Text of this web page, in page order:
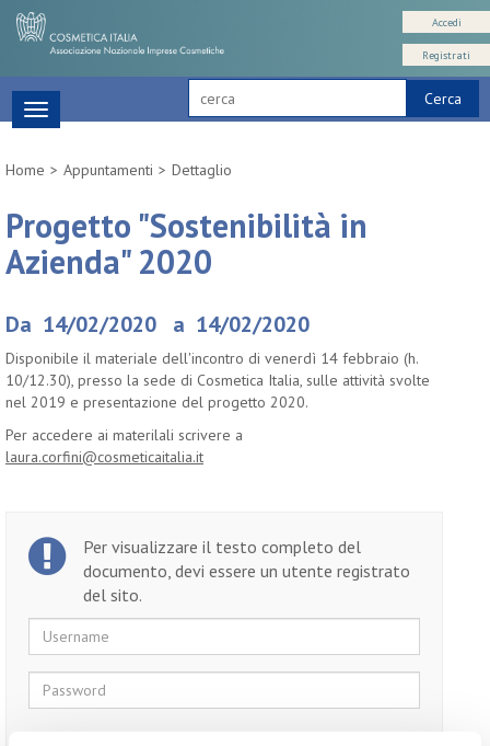
Cerca
Accedi
Registrati
Toggle
navigation
Home
Appuntamenti Dettaglio
Progetto "Sostenibilità in
Azienda" 2020
Da 14/02/2020 a 14/02/2020
Disponibile il materiale dell'incontro di venerdì 14 febbraio (h.
10/12.30), presso la sede di Cosmetica Italia, sulle attività svolte
nel 2019 e presentazione del progetto 2020.
Per accedere ai materilali scrivere a
laura.corfini@cosmeticaitalia.it
Per visualizzare il testo completo del
documento, devi essere un utente registrato
del sito.
Username
Password